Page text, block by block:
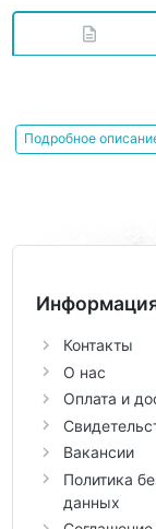
Подробное
Контакты
О нас
Оплата и
Вакансии
Политика
данных